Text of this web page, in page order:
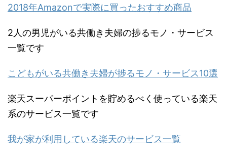
2018年Amazonで実際に買ったおすすめ商品
2人の男児がいる共働き夫婦の捗るモノ・サービス
一覧です
こどもがいる共働き夫婦が捗るモノ・サービス10選
楽天スーパーポイントを貯めるべく使っている楽天
系のサービス一覧です
我が家が利用している楽天のサービス一覧